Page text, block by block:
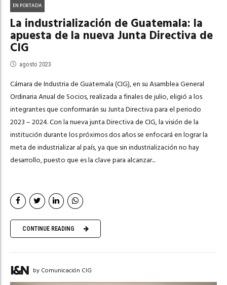
EN PORTADA
La industrialización de Guatemala: la
apuesta de la nueva Junta Directiva de
CIG
agosto 2023
Cámara de Industria de Guatemala (CIG), en su Asamblea General
Ordinaria Anual de Socios, realizada a finales de julio, eligió a los
integrantes que conformarán su Junta Directiva para el periodo
2023 – 2024. Con la nueva junta Directiva de CIG, la visión de la
institución durante los próximos dos años se enfocará en lograr la
meta de industrializar al país, ya que sin industrialización no hay
desarrollo, puesto que es la clave para alcanzar...
CONTINUE READING
by Comunicación CIG